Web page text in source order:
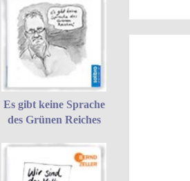
Es gibt keine Sprache
des Grünen Reiches